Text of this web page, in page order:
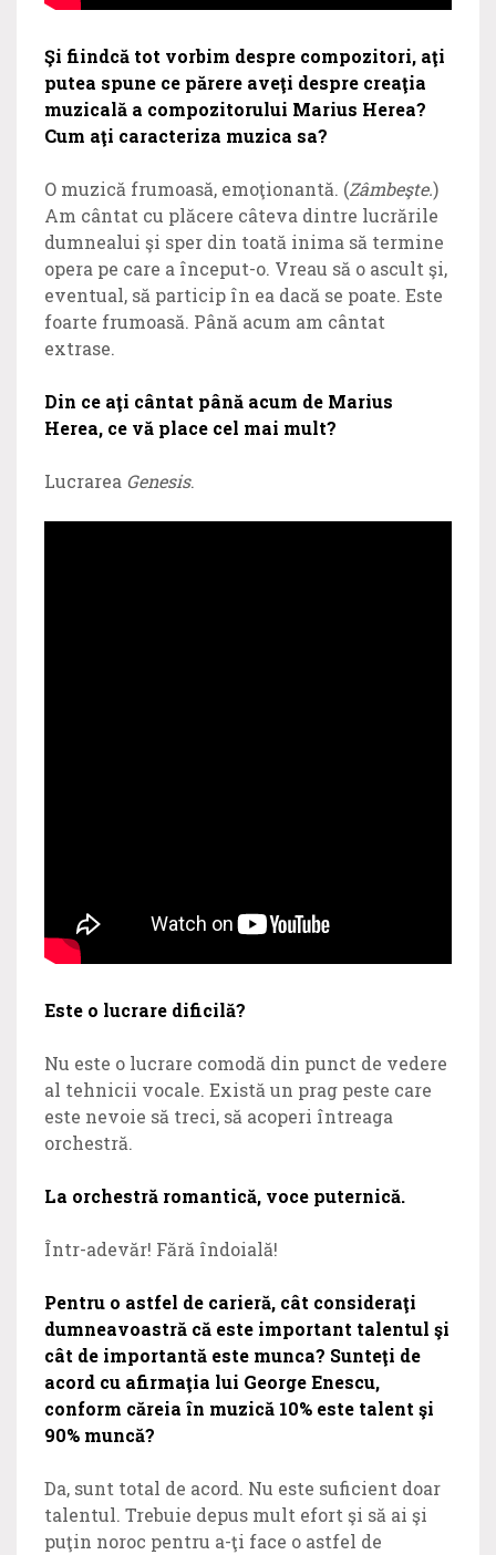
Şi fiindcă tot vorbim despre compozitori, aţi
putea spune ce părere aveţi despre creaţia
muzicală a compozitorului Marius Herea?
Cum aţi caracteriza muzica sa?
O muzică frumoasă, emoţionantă. (Zâmbeşte.)
Am cântat cu plăcere câteva dintre lucrările
dumnealui şi sper din toată inima să termine
opera pe care a început-o. Vreau să o ascult şi,
eventual, să particip în ea dacă se poate. Este
foarte frumoasă. Până acum am cântat
extrase.
Din ce aţi cântat până acum de Marius
Herea, ce vă place cel mai mult?
Lucrarea Genesis.
Este o lucrare dificilă?
Nu este o lucrare comodă din punct de vedere
al tehnicii vocale. Există un prag peste care
este nevoie să treci, să acoperi întreaga
orchestră.
La orchestră romantică, voce puternică.
Într-adevăr! Fără îndoială!
Pentru o astfel de carieră, cât consideraţi
dumneavoastră că este important talentul şi
cât de importantă este munca? Sunteţi de
acord cu afirmaţia lui George Enescu,
conform căreia în muzică 10% este talent şi
90% muncă?
Da, sunt total de acord. Nu este suficient doar
talentul. Trebuie depus mult efort şi să ai şi
puţin noroc pentru a-ţi face o astfel de